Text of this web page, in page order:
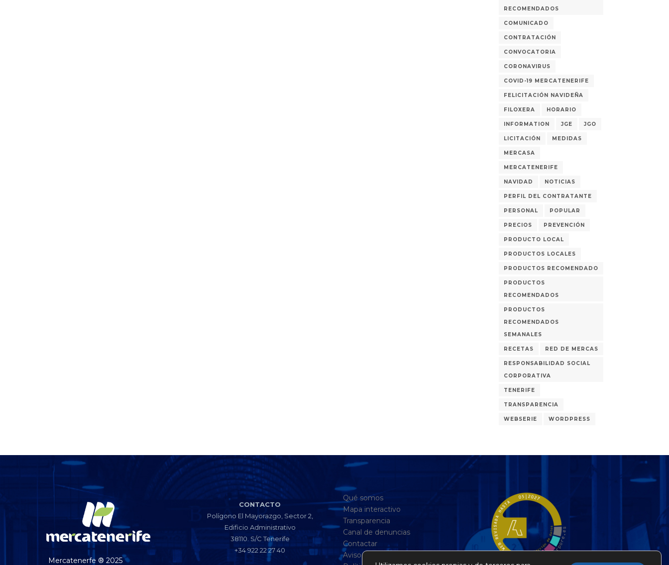
RECOMENDADOS
COMUNICADO
CONTRATACIÓN
CONVOCATORIA
CORONAVIRUS
COVID-19 MERCATENERIFE
FELICITACIÓN NAVIDEÑA
FILOXERA HORARIO
INFORMATION JGE JGO
LICITACIÓN MEDIDAS
MERCASA
MERCATENERIFE
NAVIDAD NOTICIAS
PERFIL DEL CONTRATANTE
PERSONAL POPULAR
PRECIOS PREVENCIÓN
PRODUCTO LOCAL
PRODUCTOS LOCALES
PRODUCTOS RECOMENDADO
PRODUCTOS
RECOMENDADOS
PRODUCTOS
RECOMENDADOS
SEMANALES
RECETAS RED DE MERCAS
RESPONSABILIDAD SOCIAL
CORPORATIVA
TENERIFE
TRANSPARENCIA
WEBSERIE WORDPRESS
Mercatenerfe ® 2025
CONTACTO
Polígono El Mayorazgo, Sector 2,
Edificio Administrativo
38110. S/C Tenerife
+34 922 22 27 40
Qué somos
Mapa interactivo
Transparencia
Canal de denuncias
Contactar
Aviso legal